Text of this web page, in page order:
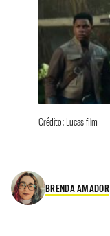
Crédito: Lucas film
BRENDA AMADOR